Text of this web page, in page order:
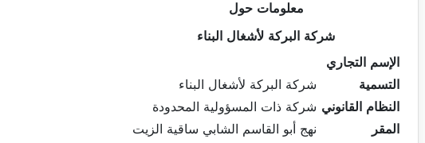
معلومات حول
شركة البركة لأشغال البناء
الإسم التجاري
التسمية
شركة البركة لأشغال البناء
النظام القانوني شركة ذات المسؤولية المحدودة
المقر
نهج أبو القاسم الشابي ساقية الزيت